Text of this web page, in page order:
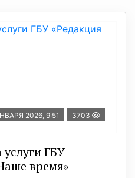
2026, 9:51 3703
ГБУ
время»